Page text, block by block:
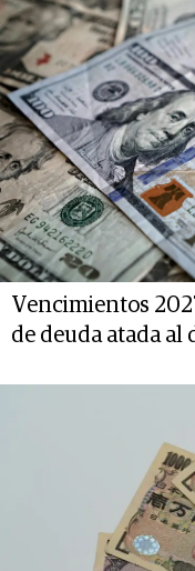
Vencimientos
de deuda atada al